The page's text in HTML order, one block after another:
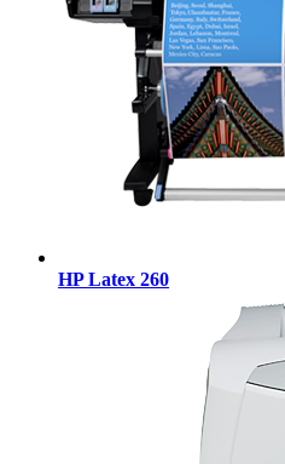
HP Latex 260